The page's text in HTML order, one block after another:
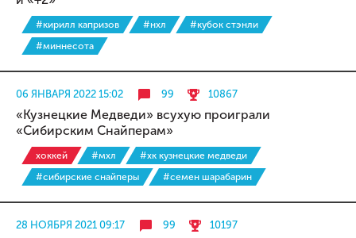
#кирилл капризов #нхл
#кубок стэнли
#миннесота
06 ЯНВАРЯ 2022 15:02 99 10867
«Кузнецкие Медведи» всухую проиграли
«Сибирским Снайперам»
хоккей #мхл
#хк кузнецкие медведи
#сибирские снайперы
#семен шарабарин
28 НОЯБРЯ 2021 09:17 99 10197